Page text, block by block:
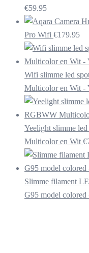
€59.95
Pro Wifi €179.95
Wifi slimme led
Multicolor en Wit -
Yeelight slimme
Multicolor en Wit €
Slimme filament
G95 model colored